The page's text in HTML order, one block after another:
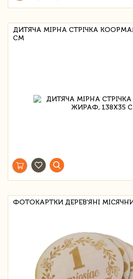
ДИТЯЧА МІРНА СТРІЧКА
СМ
ФОТОКАРТКИ ДЕРЕВ'ЯНІ